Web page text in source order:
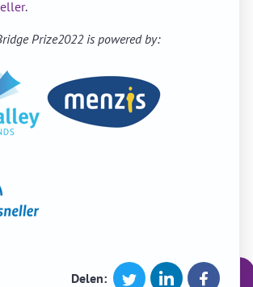
.
Prize2022 is powered by:
Delen: